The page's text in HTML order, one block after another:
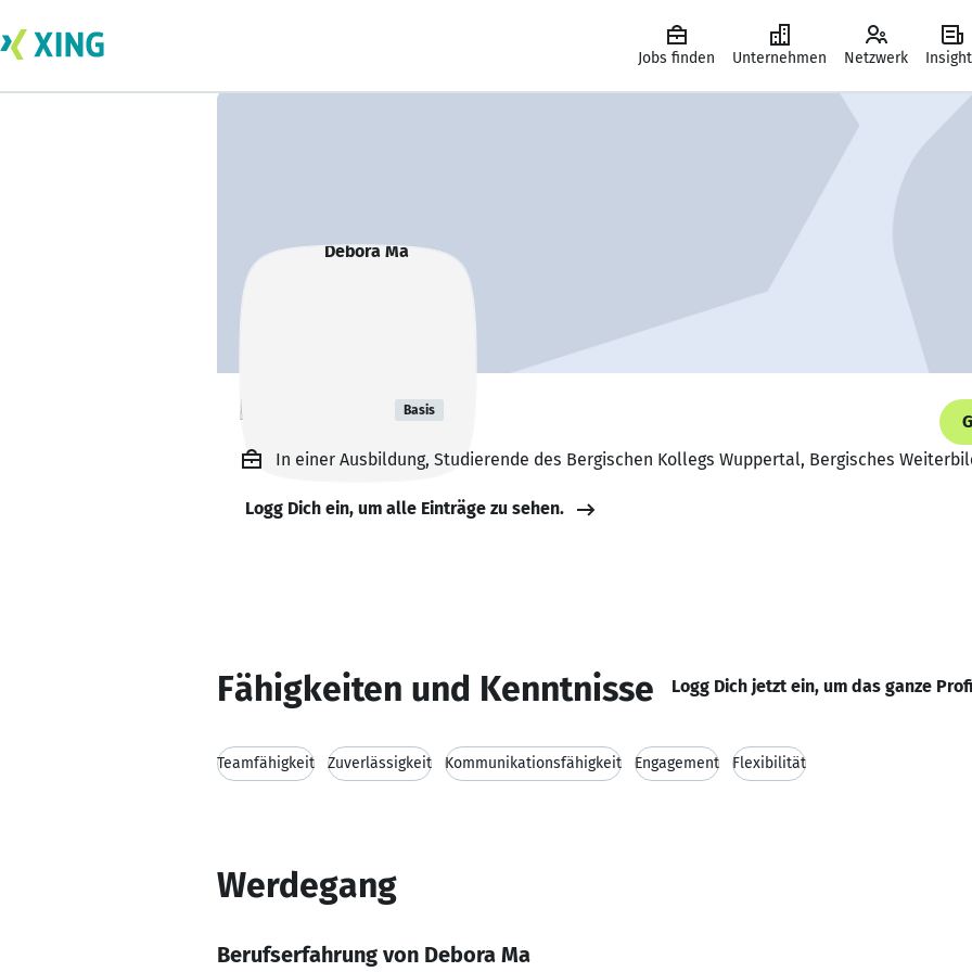
Jobs finden Unternehmen Netzwerk
Debora Ma Basis
In einer Ausbildung, Studierende des Bergischen Kollegs Wuppertal, Bergisches
Logg Dich ein, um alle Einträge zu sehen.
Fähigkeiten und Kenntnisse Logg Dich jetzt ein, um das ganze
Teamfähigkeit Zuverlässigkeit Kommunikationsfähigkeit Engagement Flexibilität
Werdegang
Berufserfahrung von Debora Ma